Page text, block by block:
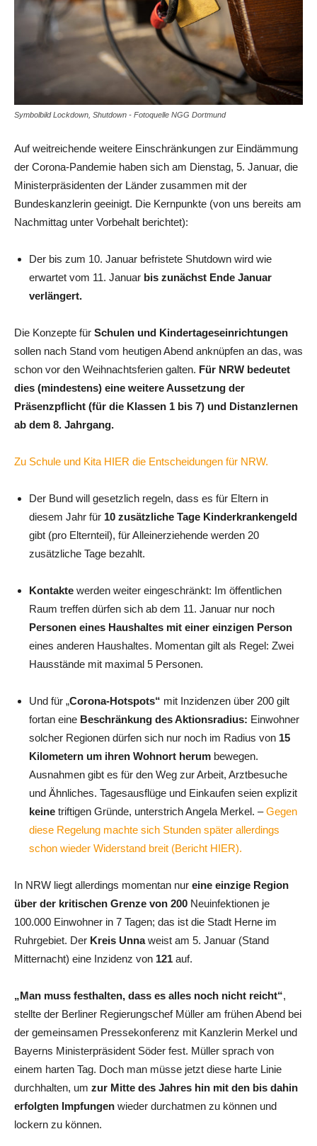
Symbolbild Lockdown, Shutdown - Fotoquelle NGG Dortmund
Auf weitreichende weitere Einschränkungen zur Eindämmung
der Corona-Pandemie haben sich am Dienstag, 5. Januar, die
Ministerpräsidenten der Länder zusammen mit der
Bundeskanzlerin geeinigt. Die Kernpunkte (von uns bereits am
Nachmittag unter Vorbehalt berichtet):
Der bis zum 10. Januar befristete Shutdown wird wie
erwartet vom 11. Januar bis zunächst Ende Januar
verlängert.
Die Konzepte für Schulen und Kindertageseinrichtungen
sollen nach Stand vom heutigen Abend anknüpfen an das, was
schon vor den Weihnachtsferien galten. Für NRW bedeutet
dies (mindestens) eine weitere Aussetzung der
Präsenzpflicht (für die Klassen 1 bis 7) und Distanzlernen
ab dem 8. Jahrgang.
Zu Schule und Kita HIER die Entscheidungen für NRW.
Der Bund will gesetzlich regeln, dass es für Eltern in
diesem Jahr für 10 zusätzliche Tage Kinderkrankengeld
gibt (pro Elternteil), für Alleinerziehende werden 20
zusätzliche Tage bezahlt.
Kontakte werden weiter eingeschränkt: Im öffentlichen
Raum treffen dürfen sich ab dem 11. Januar nur noch
Personen eines Haushaltes mit einer einzigen Person
eines anderen Haushaltes. Momentan gilt als Regel: Zwei
Hausstände mit maximal 5 Personen.
Und für „Corona-Hotspots“ mit Inzidenzen über 200 gilt
fortan eine Beschränkung des Aktionsradius: Einwohner
solcher Regionen dürfen sich nur noch im Radius von 15
Kilometern um ihren Wohnort herum bewegen.
Ausnahmen gibt es für den Weg zur Arbeit, Arztbesuche
und Ähnliches. Tagesausflüge und Einkaufen seien explizit
keine triftigen Gründe, unterstrich Angela Merkel. –Gegen
diese Regelung machte sich Stunden später allerdings
schon wieder Widerstand breit (Bericht HIER).
In NRW liegt allerdings momentan nur eine einzige Region
über der kritischen Grenze von 200 Neuinfektionen je
100.000 Einwohner in 7 Tagen; das ist die Stadt Herne im
Ruhrgebiet. Der Kreis Unnaweist am 5. Januar (Stand
Mitternacht) eine Inzidenz von 121 auf.
„Man muss festhalten, dass es alles noch nicht reicht“,
stellte der Berliner Regierungschef Müller am frühen Abend bei
der gemeinsamen Pressekonferenz mit Kanzlerin Merkel und
Bayerns Ministerpräsident Söder fest. Müller sprach von
einem harten Tag. Doch man müsse jetzt diese harte Linie
durchhalten, um zur Mitte des Jahres hin mit den bis dahin
erfolgten Impfungen wieder durchatmen zu können und
lockern zu können.